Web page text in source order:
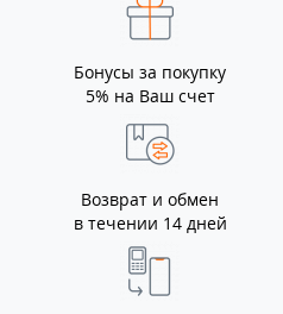
Бонусы за покупку
5% на Ваш счет
Возврат и обмен
в течении 14 дней